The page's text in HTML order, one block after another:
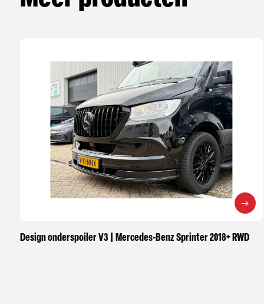
Design onderspoiler V3 | Mercedes-Benz Sprinter 2018+ RWD